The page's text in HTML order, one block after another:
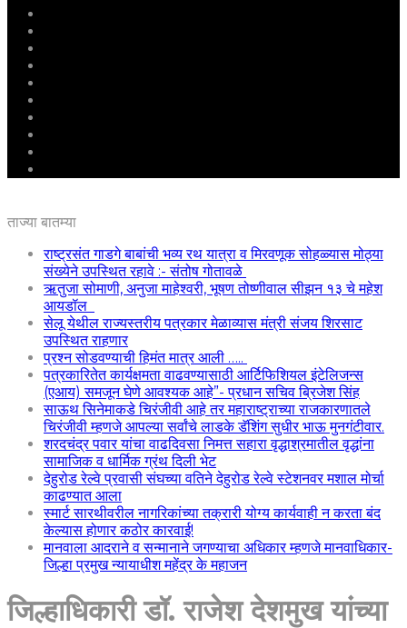
ताज्या बातम्या
राष्ट्रसंत गाडगे बाबांची भव्य रथ यात्रा व मिरवणूक सोहळ्यास मोठ्या
संख्येने उपस्थित रहावे :- संतोष गोतावळे
ऋतुजा सोमाणी, अनुजा माहेश्वरी, भूषण तोष्णीवाल सीझन १३ चे महेश
आयडॉल
सेलू येथील राज्यस्तरीय पत्रकार मेळाव्यास मंत्री संजय शिरसाट
उपस्थित राहणार
प्रश्न सोडवण्याची हिमंत मात्र आली …..
पत्रकारितेत कार्यक्षमता वाढवण्यासाठी आर्टिफिशियल इंटेलिजन्स
(एआय) समजून घेणे आवश्यक आहे”- प्रधान सचिव ब्रिजेश सिंह
साऊथ सिनेमाकडे चिरंजीवी आहे तर महाराष्ट्राच्या राजकारणातले
चिरंजीवी म्हणजे आपल्या सर्वांचे लाडके डॅशिंग सुधीर भाऊ मुनगंटीवार.
शरदचंद्र पवार यांचा वाढदिवसा निमत्त सहारा वृद्धाश्रमातील वृद्धांना
सामाजिक व धार्मिक ग्रंथ दिली भेट
देहुरोड रेल्वे प्रवासी संघच्या वतिने देहुरोड रेल्वे स्टेशनवर मशाल मोर्चा
काढण्यात आला
स्मार्ट सारथीवरील नागरिकांच्या तक्रारी योग्य कार्यवाही न करता बंद
केल्यास होणार कठोर कारवाई!
मानवाला आदराने व सन्मानाने जगण्याचा अधिकार म्हणजे मानवाधिकार-
जिल्हा प्रमुख न्यायाधीश महेंद्र के महाजन
जिल्हाधिकारी डॉ. राजेश देशमुख यांच्या